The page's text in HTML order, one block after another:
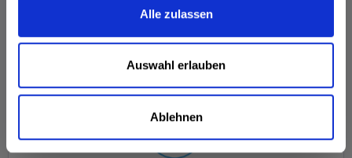
Alle zulassen
Auswahl erlauben
Ablehnen
In den Warenkorb